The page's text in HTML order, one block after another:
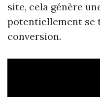
site, cela génère
potentiellement se
conversion.